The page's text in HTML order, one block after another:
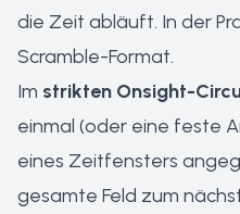
die Zeit abläuft. In der
Scramble-Format.
Im strikten Onsight-
einmal (oder eine feste
eines Zeitfensters
gesamte Feld zum